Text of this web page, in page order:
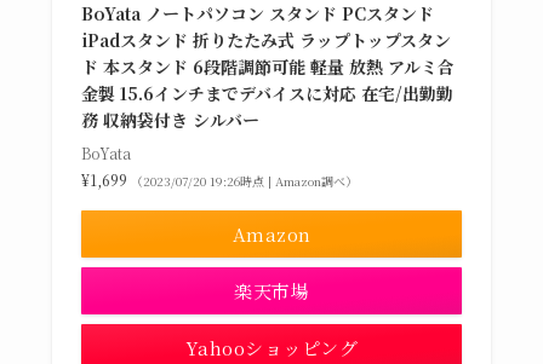
BoYata ノートパソコン スタンド PCスタンド
iPadスタンド 折りたたみ式 ラップトップスタン
ド 本スタンド 6段階調節可能 軽量 放熱 アルミ合
金製 15.6インチまでデバイスに対応 在宅/出勤勤
務 収納袋付き シルバー
BoYata
¥1,699
（2023/07/20 19:26時点 | Amazon調べ）
Amazon
楽天市場
Yahooショッピング